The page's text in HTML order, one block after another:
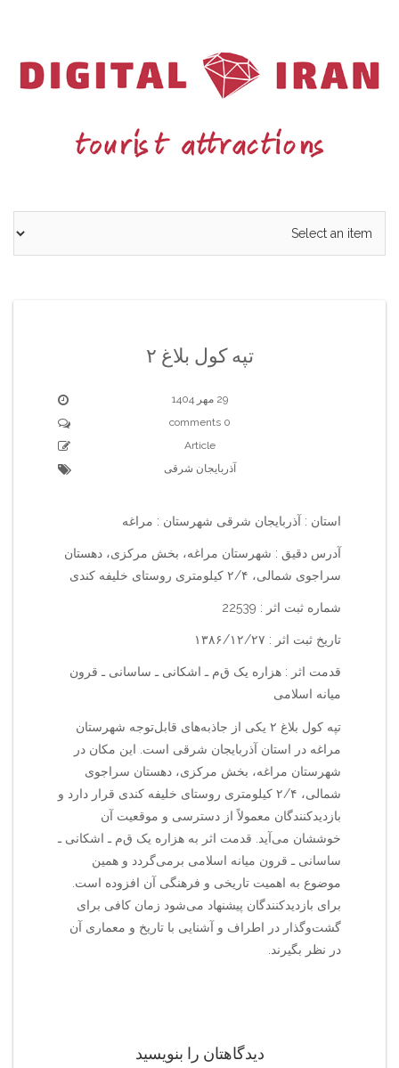
تپه کول بلاغ ۲
29 مهر 1404
0 comments
Article
آذربایجان شرقی
استان : آذربایجان شرقی شهرستان : مراغه
آدرس دقیق : شهرستان مراغه، بخش مرکزی، دهستان
سراجوی شمالی، ۲/۴ کیلومتری روستای خلیفه کندی
شماره ثبت اثر : 22539
تاریخ ثبت اثر : ۱۳۸۶/۱۲/۲۷
قدمت اثر : هزاره یک ق‌م‌ ـ اشکانی ـ ساسانی ـ قرون
میانه اسلامی
تپه کول بلاغ ۲ یکی از جاذبه‌های قابل‌توجه شهرستان
مراغه در استان آذربایجان شرقی است. این مکان در
شهرستان مراغه، بخش مرکزی، دهستان سراجوی
شمالی، ۲/۴ کیلومتری روستای خلیفه کندی قرار دارد و
بازدیدکنندگان معمولاً از دسترسی و موقعیت آن
خوششان می‌آید. قدمت اثر به هزاره یک ق‌م‌ ـ اشکانی ـ
ساسانی ـ قرون میانه اسلامی برمی‌گردد و همین
موضوع به اهمیت تاریخی و فرهنگی آن افزوده است.
برای بازدیدکنندگان پیشنهاد می‌شود زمان کافی برای
گشت‌وگذار در اطراف و آشنایی با تاریخ و معماری آن
در نظر بگیرند.
دیدگاهتان را بنویسید